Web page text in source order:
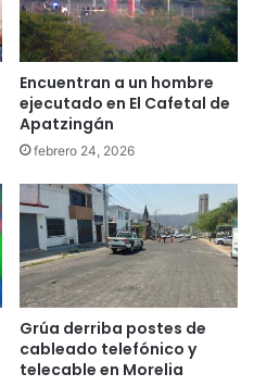
Encuentran a un hombre
ejecutado en El Cafetal de
Apatzingán
febrero 24, 2026
Grúa derriba postes de
cableado telefónico y
telecable en Morelia